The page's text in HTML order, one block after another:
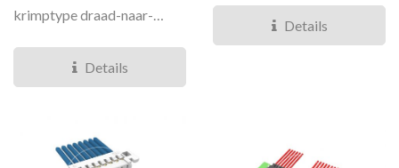
krimptype draad-naar-
Details
Details